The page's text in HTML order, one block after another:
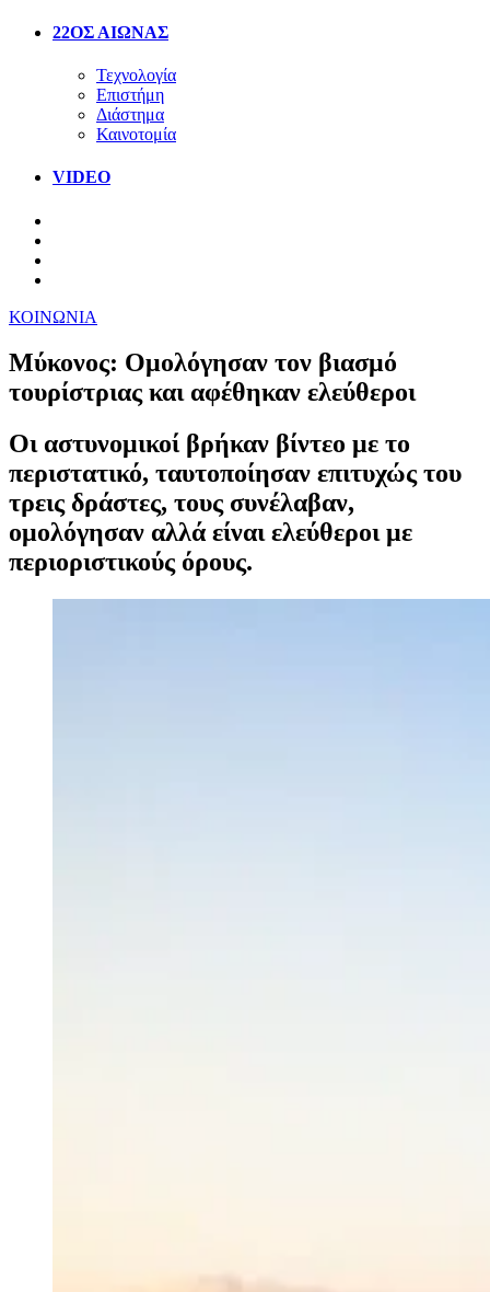
22ΟΣ ΑΙΩΝΑΣ
Τεχνολογία
Επιστήμη
Διάστημα
Καινοτομία
VIDEO
ΚΟΙΝΩΝΙΑ
Μύκονος: Ομολόγησαν τον βιασμό
τουρίστριας και αφέθηκαν ελεύθεροι
Οι αστυνομικοί βρήκαν βίντεο με το
περιστατικό, ταυτοποίησαν επιτυχώς του
τρεις δράστες, τους συνέλαβαν,
ομολόγησαν αλλά είναι ελεύθεροι με
περιοριστικούς όρους.